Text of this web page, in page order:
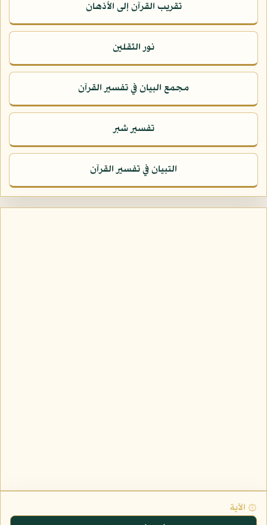
تقريب القرآن إلى الأذهان
نور الثقلين
مجمع البيان في تفسير القرآن
تفسير شبر
التبيان في تفسير القرآن
۞ الآية